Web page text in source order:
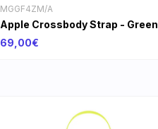
MGGF4ZM/A
Apple Crossbody Strap - Green
69,00€